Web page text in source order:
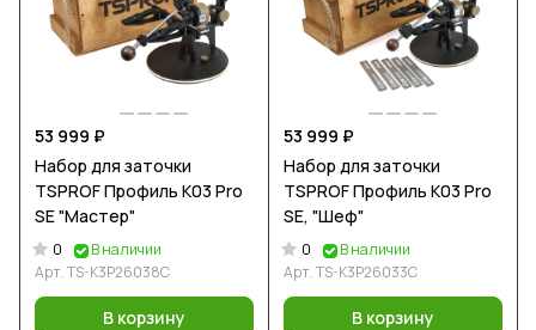
53 999 ₽
Набор для заточки
TSPROF Профиль К03 Pro
SE "Мастер"
0
В наличии
Арт.TS-K3P26038C
В корзину
53 999 ₽
Набор для заточки
TSPROF Профиль К03 Pro
SE, "Шеф"
0
В наличии
Арт.TS-K3P26033С
В корзину